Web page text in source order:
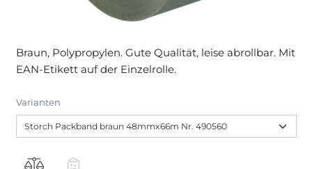
Braun, Polypropylen. Gute Qualität, leise abrollbar. Mit
EAN-Etikett auf der Einzelrolle.
Varianten